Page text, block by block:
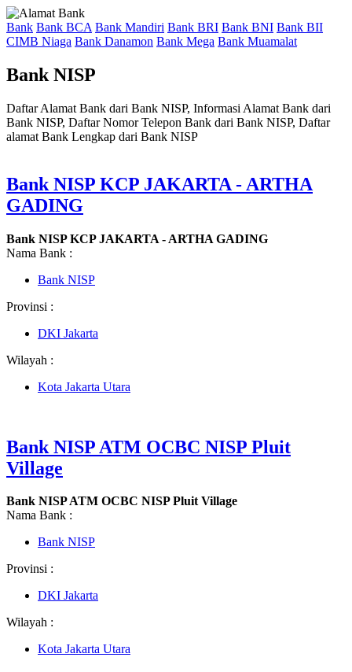
Bank Bank BCA Bank Mandiri Bank BRI Bank BNI Bank BII
CIMB Niaga Bank Danamon Bank Mega Bank Muamalat
Bank NISP
Daftar Alamat Bank dari Bank NISP, Informasi Alamat Bank dari
Bank NISP, Daftar Nomor Telepon Bank dari Bank NISP, Daftar
alamat Bank Lengkap dari Bank NISP
Bank NISP KCP JAKARTA - ARTHA
GADING
Bank NISP KCP JAKARTA - ARTHA GADING
Nama Bank :
Bank NISP
Provinsi :
DKI Jakarta
Wilayah :
Kota Jakarta Utara
Bank NISP ATM OCBC NISP Pluit
Village
Bank NISP ATM OCBC NISP Pluit Village
Nama Bank :
Bank NISP
Provinsi :
DKI Jakarta
Wilayah :
Kota Jakarta Utara